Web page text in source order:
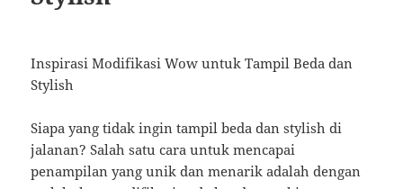
Inspirasi Modifikasi Wow untuk Tampil Beda dan
Stylish
Siapa yang tidak ingin tampil beda dan stylish di
jalanan? Salah satu cara untuk mencapai
penampilan yang unik dan menarik adalah dengan